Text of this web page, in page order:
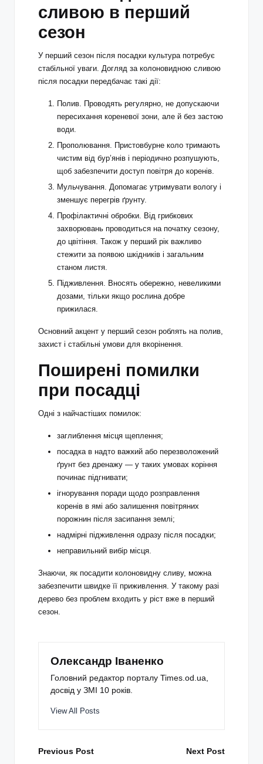
сливою в перший
сезон
У перший сезон після посадки культура потребує
стабільної уваги. Догляд за колоновидною сливою
після посадки передбачає такі дії:
Полив. Проводять регулярно, не допускаючи
пересихання кореневої зони, але й без застою
води.
Прополювання. Пристовбурне коло тримають
чистим від бур’янів і періодично розпушують,
щоб забезпечити доступ повітря до коренів.
Мульчування. Допомагає утримувати вологу і
зменшує перегрів ґрунту.
Профілактичні обробки. Від грибкових
захворювань проводиться на початку сезону,
до цвітіння. Також у перший рік важливо
стежити за появою шкідників і загальним
станом листя.
Підживлення. Вносять обережно, невеликими
дозами, тільки якщо рослина добре
прижилася.
Основний акцент у перший сезон роблять на полив,
захист і стабільні умови для вкорінення.
Поширені помилки
при посадці
Одні з найчастіших помилок:
заглиблення місця щеплення;
посадка в надто важкий або перезволожений
ґрунт без дренажу — у таких умовах коріння
починає підгнивати;
ігнорування поради щодо розправлення
коренів в ямі або залишення повітряних
порожнин після засипання землі;
надмірні підживлення одразу після посадки;
неправильний вибір місця.
Знаючи, як посадити колоновидну сливу, можна
забезпечити швидке її приживлення. У такому разі
дерево без проблем входить у ріст вже в перший
сезон.
Олександр Іваненко
Головний редактор порталу Times.od.ua,
досвід у ЗМІ 10 років.
View All Posts
Post
Previous Post Next Post